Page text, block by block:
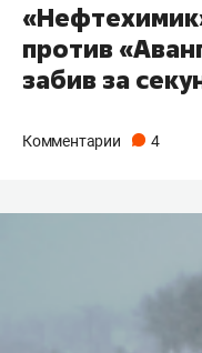
против
забив за
Комментарии 4